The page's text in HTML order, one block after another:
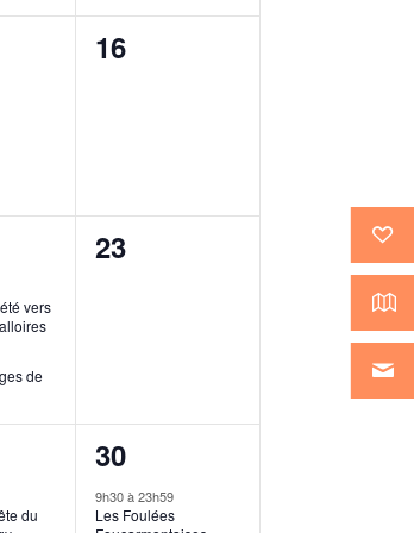
0
16
vers
de
0
23
du
1
évènement,
30
9h30à23h59
Les Foulées